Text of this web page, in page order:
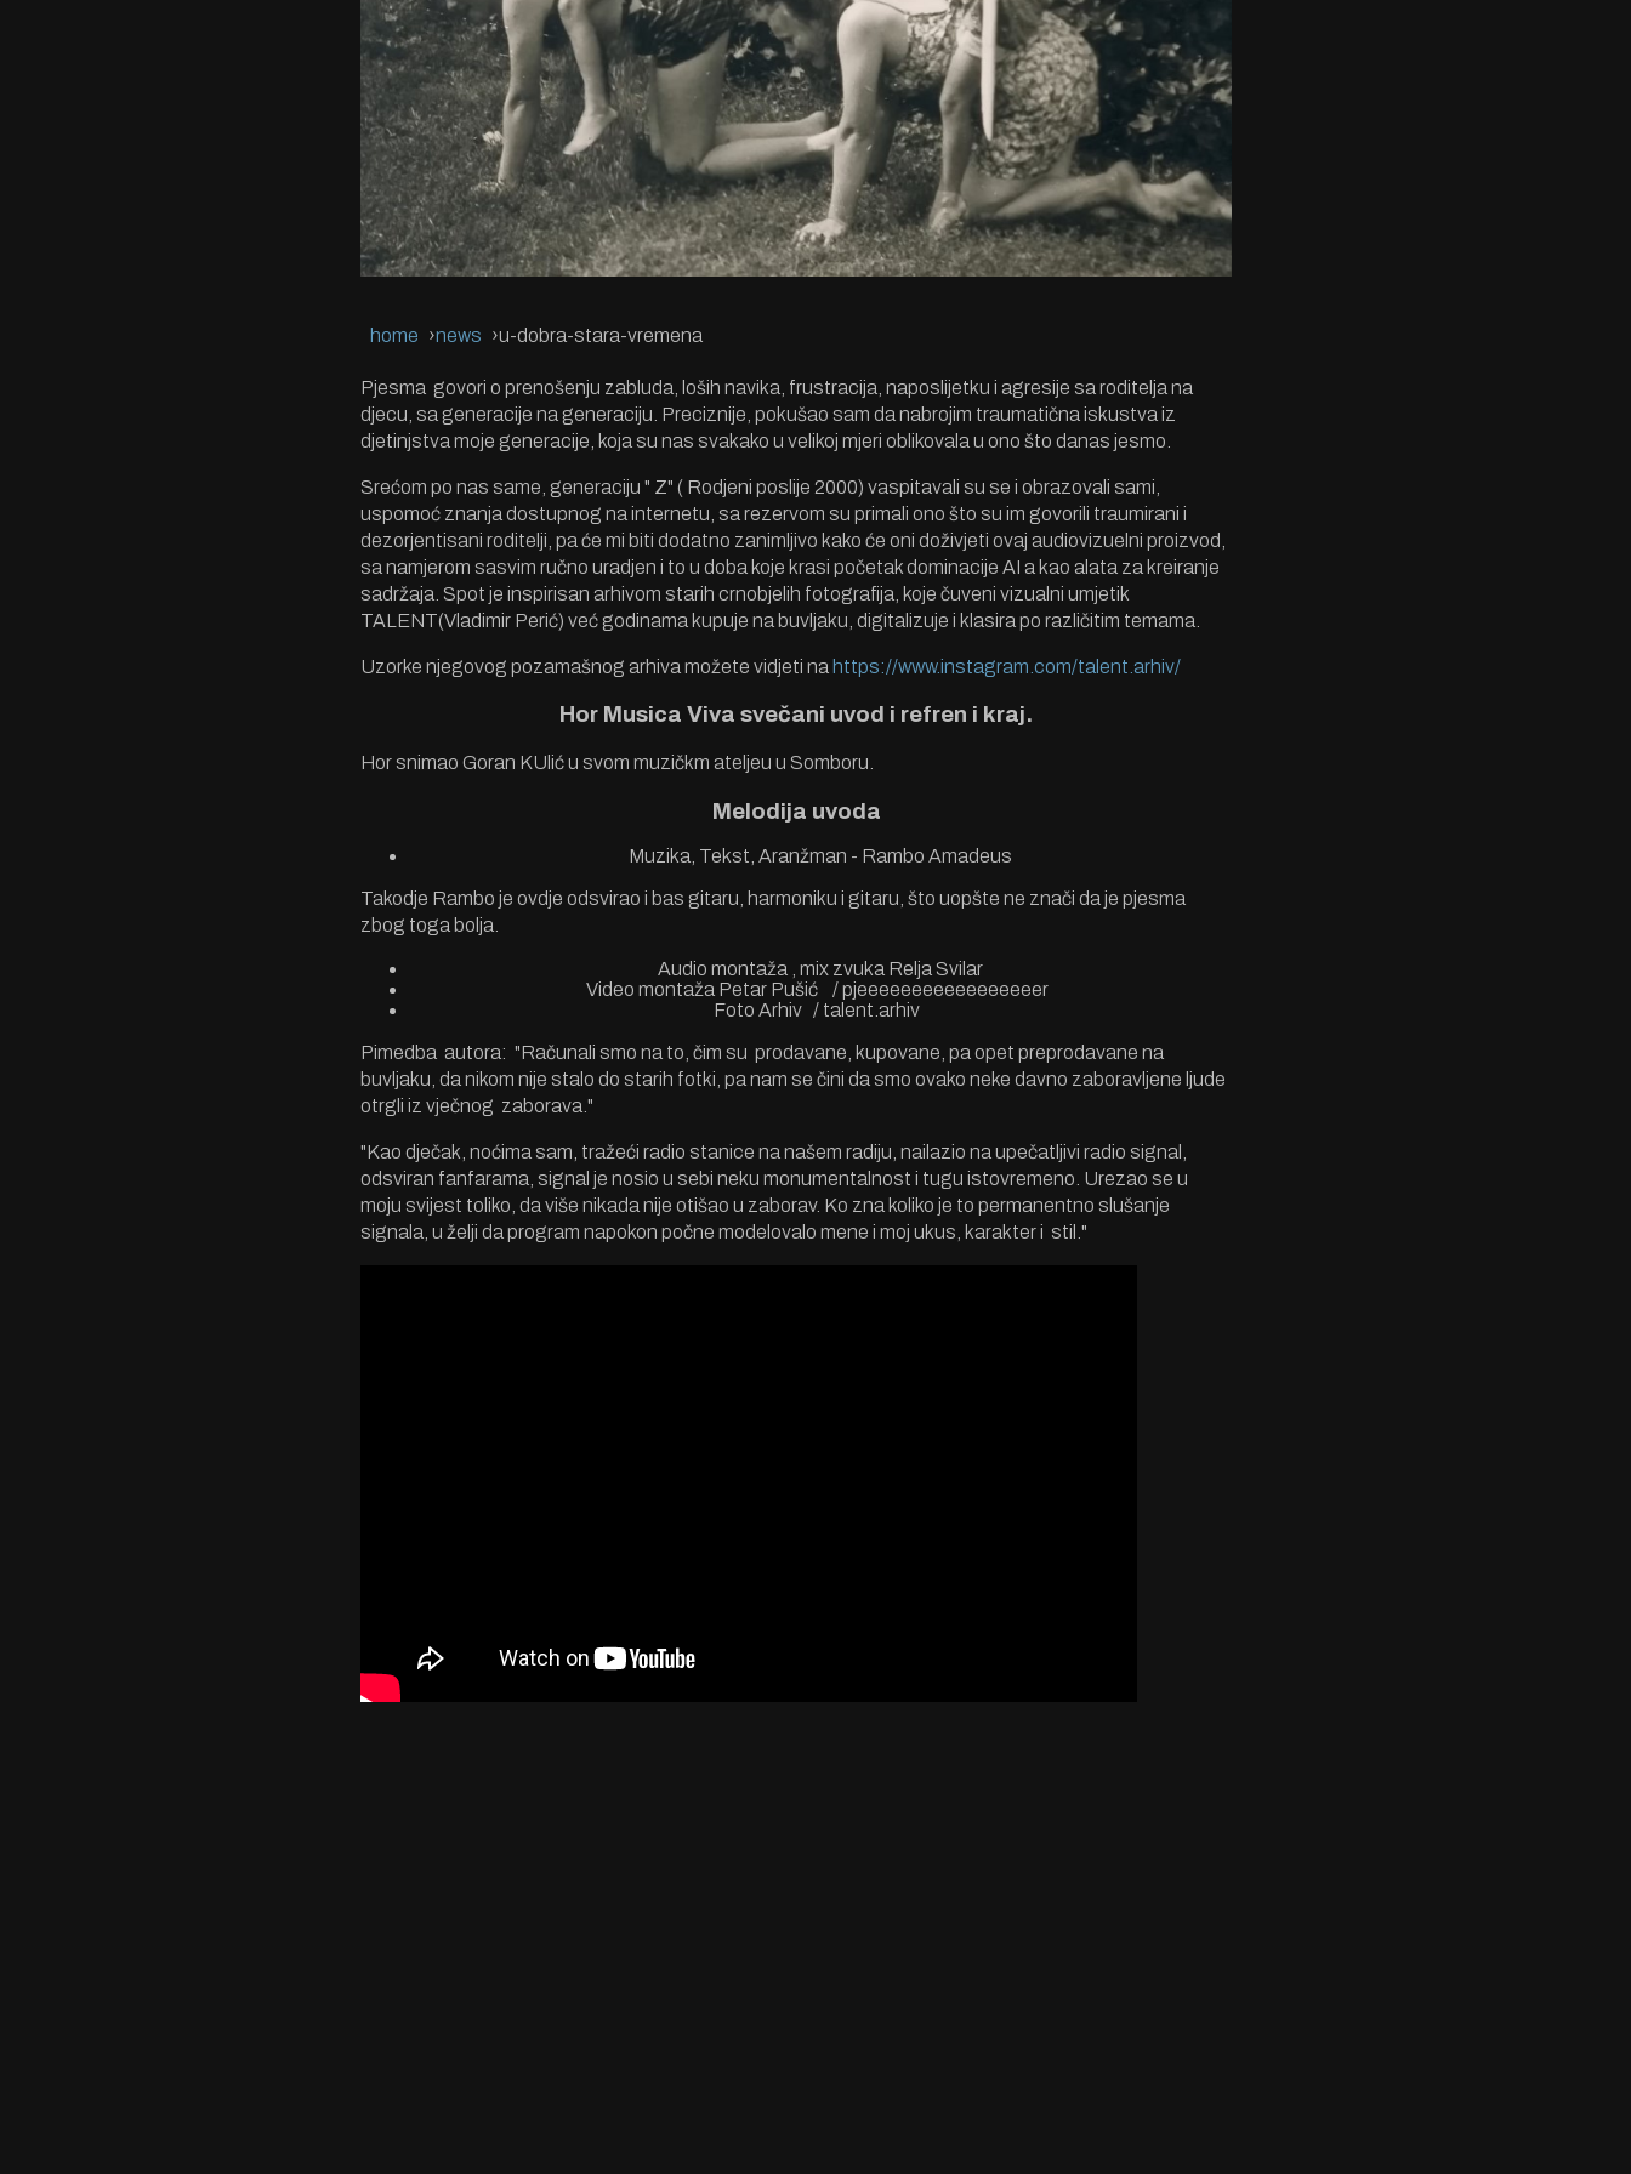
home news u-dobra-stara-vremena
Pjesma govori o prenošenju zabluda, loših navika, frustracija, naposlijetku i agresije sa roditelja na
djecu, sa generacije na generaciju. Preciznije, pokušao sam da nabrojim traumatična iskustva iz
djetinjstva moje generacije, koja su nas svakako u velikoj mjeri oblikovala u ono što danas jesmo.
Srećom po nas same, generaciju " Z" ( Rodjeni poslije 2000) vaspitavali su se i obrazovali sami,
uspomoć znanja dostupnog na internetu, sa rezervom su primali ono što su im govorili traumirani i
dezorjentisani roditelji, pa će mi biti dodatno zanimljivo kako će oni doživjeti ovaj audiovizuelni proizvod,
sa namjerom sasvim ručno uradjen i to u doba koje krasi početak dominacije AI a kao alata za kreiranje
sadržaja. Spot je inspirisan arhivom starih crnobjelih fotografija, koje čuveni vizualni umjetik
TALENT(Vladimir Perić) već godinama kupuje na buvljaku, digitalizuje i klasira po različitim temama.
Uzorke njegovog pozamašnog arhiva možete vidjeti na https://www.instagram.com/talent.arhiv/
Hor Musica Viva svečani uvod i refren i kraj.
Hor snimao Goran KUlić u svom muzičkm ateljeu u Somboru.
Melodija uvoda
Muzika, Tekst, Aranžman - Rambo Amadeus
Takodje Rambo je ovdje odsvirao i bas gitaru, harmoniku i gitaru, što uopšte ne znači da je pjesma
zbog toga bolja.
Audio montaža , mix zvuka Relja Svilar
Video montaža Petar Pušić / pjeeeeeeeeeeeeeeeeer
Foto Arhiv / talent.arhiv
Pimedba autora: "Računali smo na to, čim su prodavane, kupovane, pa opet preprodavane na
buvljaku, da nikom nije stalo do starih fotki, pa nam se čini da smo ovako neke davno zaboravljene ljude
otrgli iz vječnog zaborava."
"Kao dječak, noćima sam, tražeći radio stanice na našem radiju, nailazio na upečatljivi radio signal,
odsviran fanfarama, signal je nosio u sebi neku monumentalnost i tugu istovremeno. Urezao se u
moju svijest toliko, da više nikada nije otišao u zaborav. Ko zna koliko je to permanentno slušanje
signala, u želji da program napokon počne modelovalo mene i moj ukus, karakter i stil."